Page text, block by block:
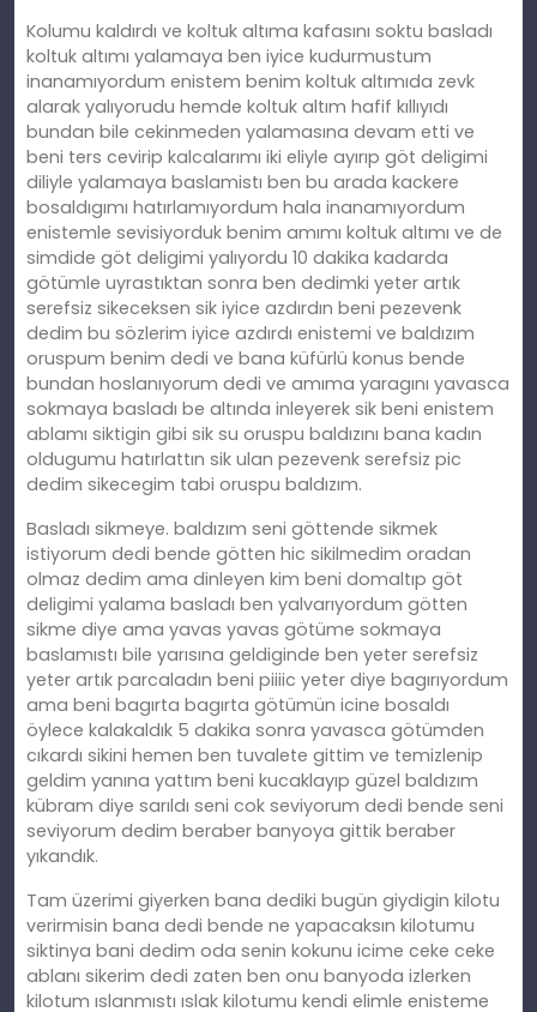
Kolumu kaldırdı ve koltuk altıma kafasını soktu basladı
koltuk altımı yalamaya ben iyice kudurmustum
inanamıyordum enistem benim koltuk altımıda zevk
alarak yalıyorudu hemde koltuk altım hafif kıllıyıdı
bundan bile cekinmeden yalamasına devam etti ve
beni ters cevirip kalcalarımı iki eliyle ayırıp göt deligimi
diliyle yalamaya baslamistı ben bu arada kackere
bosaldıgımı hatırlamıyordum hala inanamıyordum
enistemle sevisiyorduk benim amımı koltuk altımı ve de
simdide göt deligimi yalıyordu 10 dakika kadarda
götümle uyrastıktan sonra ben dedimki yeter artık
serefsiz sikeceksen sik iyice azdırdın beni pezevenk
dedim bu sözlerim iyice azdırdı enistemi ve baldızım
oruspum benim dedi ve bana küfürlü konus bende
bundan hoslanıyorum dedi ve amıma yaragını yavasca
sokmaya basladı be altında inleyerek sik beni enistem
ablamı siktigin gibi sik su oruspu baldızını bana kadın
oldugumu hatırlattın sik ulan pezevenk serefsiz pic
dedim sikecegim tabi oruspu baldızım.
Basladı sikmeye. baldızım seni göttende sikmek
istiyorum dedi bende götten hic sikilmedim oradan
olmaz dedim ama dinleyen kim beni domaltıp göt
deligimi yalama basladı ben yalvarıyordum götten
sikme diye ama yavas yavas götüme sokmaya
baslamıstı bile yarısına geldiginde ben yeter serefsiz
yeter artık parcaladın beni piiiic yeter diye bagırıyordum
ama beni bagırta bagırta götümün icine bosaldı
öylece kalakaldık 5 dakika sonra yavasca götümden
cıkardı sikini hemen ben tuvalete gittim ve temizlenip
geldim yanına yattım beni kucaklayıp güzel baldızım
kübram diye sarıldı seni cok seviyorum dedi bende seni
seviyorum dedim beraber banyoya gittik beraber
yıkandık.
Tam üzerimi giyerken bana dediki bugün giydigin kilotu
verirmisin bana dedi bende ne yapacaksın kilotumu
siktinya bani dedim oda senin kokunu icime ceke ceke
ablanı sikerim dedi zaten ben onu banyoda izlerken
kilotum ıslanmıstı ıslak kilotumu kendi elimle enisteme